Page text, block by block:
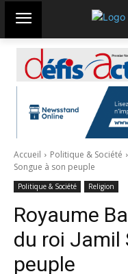
Accueil Politique & Société
Songue à son peuple
Politique & Société Religion
Royaume
du roi Jamil
peuple